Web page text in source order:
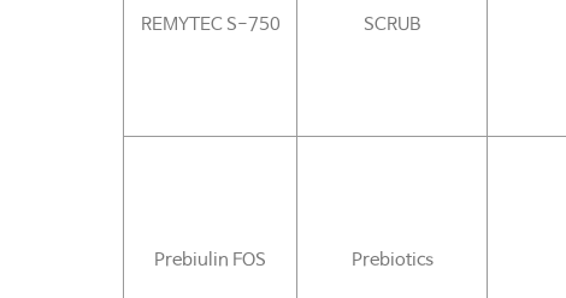
REMYTEC S-750 SCRUB
Prebiulin FOS Prebiotics